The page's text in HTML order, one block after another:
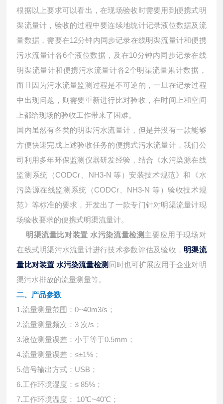
根据以上要求可以看出，在现场验收时需要用到便携式明
渠流量计，验收的过程中要连续地统计记录液位数据及流
量数据，需要在12分钟内同步记录在线明渠流量计和便携
污水流量计各6个液位数据，及在10分钟内同步记录在线
明渠流量计和便携污水流量计各2个明渠流量累计数据，
而且因为污水流量监测过程是不可逆的，一旦在记录过程
中出现问题，则需要重新进行比对验收，在时间上和空间
上都给现场的验收工作带来了困难。
国内虽然有各类的明渠污水流量计，但是并没有一款能够
方便快速完成上述验收任务的便携式污水流量计，我们公
司利用多年环保监测仪器研发经验，结合《水污染源在线
监测系统（CODCr、NH3-N 等）安装技术规范》和《水
污染源在线监测系统（CODCr、NH3-N 等）验收技术规
范》等标准的要求，开发出了一款专门针对明渠流量计现
场验收要求的便携式明渠流量计。
明渠流量比对装置 水污染流量检测 主要应用于现场对
在线式明渠污水流量计进行技术参数评估及验收， 明渠流
量比对装置 水污染流量检测 同时也可扩展应用于企业对明
渠污水排放的流量测量等。
二、产品参数
1.流量测量范围：0~40m3/s；
2.流量测量频次：3 次/s；
3.液位测量误差：小于等于0.5mm；
4.流量测量误差：≤±1%；
5.信号输出方式：USB；
6.工作环境湿度：≤ 85%；
7.工作环境温度： 10℃~40℃；